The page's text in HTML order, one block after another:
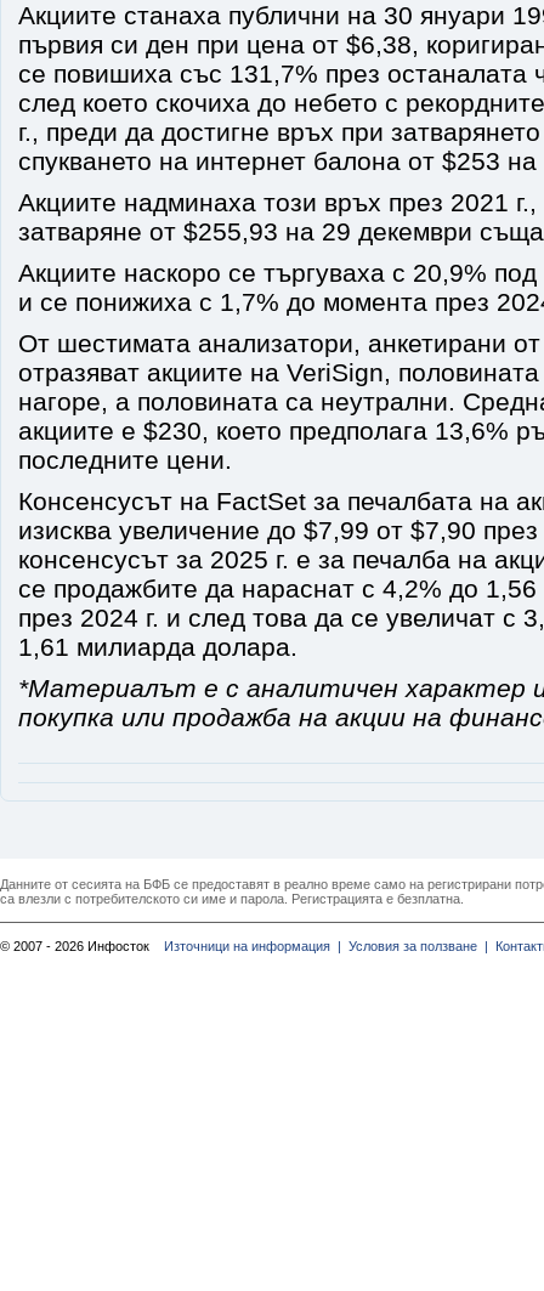
Акциите станаха публични на 30 януари
първия си ден при цена от $6,38,
се повишиха със 131,7% през останалата
след което скочиха до небето с
г., преди да достигне връх при
спукването на интернет балона от $253
Акциите надминаха този връх през 2021
затваряне от $255,93 на 29 декември
Акциите наскоро се търгуваха с 20,9%
и се понижиха с 1,7% до момента през
От шестимата анализатори, анкетирани
отразяват акциите на VeriSign,
нагоре, а половината са неутрални.
акциите е $230, което предполага 13,6%
последните цени.
Консенсусът на FactSet за печалбата на
изисква увеличение до $7,99 от $7,90 през
консенсусът за 2025 г. е за печалба на
се продажбите да нараснат с 4,2% до
през 2024 г. и след това да се увеличат с
1,61 милиарда долара.
*Материалът е с аналитичен характер
покупка или продажба на акции на
Данните от сесията на БФБ се предоставят в реално време само на регистрирани
са влезли с потребителското си име и парола. Регистрацията е безплатна.
© 2007 - 2026 Инфосток Източници на информация | Условия за ползване |